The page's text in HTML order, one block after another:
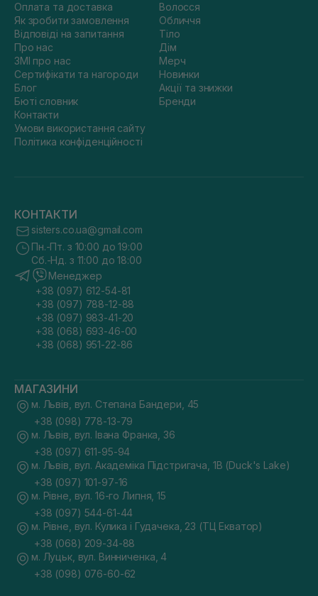
Оплата та доставка
Як зробити замовлення
Відповіді на запитання
Про нас
ЗМІ про нас
Сертифікати та нагороди
Блог
Бюті словник
Контакти
Умови використання сайту
Політика конфіденційності
Волосся
Обличчя
Тіло
Дім
Мерч
Новинки
Акції та знижки
Бренди
КОНТАКТИ
sisters.co.ua@gmail.com
Пн.-Пт. з 10:00 до 19:00
Сб.-Нд. з 11:00 до 18:00
Менеджер
+38 (097) 612-54-81
+38 (097) 788-12-88
+38 (097) 983-41-20
+38 (068) 693-46-00
+38 (068) 951-22-86
МАГАЗИНИ
м. Львів, вул. Степана Бандери, 45
+38 (098) 778-13-79
м. Львів, вул. Івана Франка, 36
+38 (097) 611-95-94
м. Львів, вул. Академіка Підстригача, 1В (Duck's Lake)
+38 (097) 101-97-16
м. Рівне, вул. 16-го Липня, 15
+38 (097) 544-61-44
м. Рівне, вул. Кулика і Гудачека, 23 (ТЦ Екватор)
+38 (068) 209-34-88
м. Луцьк, вул. Винниченка, 4
+38 (098) 076-60-62